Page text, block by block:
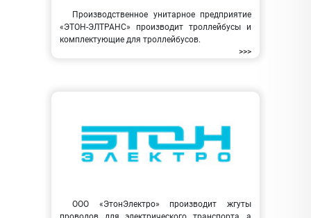
Производственное унитарное предприятие
«ЭТОН-ЭЛТРАНС» производит троллейбусы и
комплектующие для троллейбусов.
>>>
ООО «ЭтонЭлектро» производит жгуты